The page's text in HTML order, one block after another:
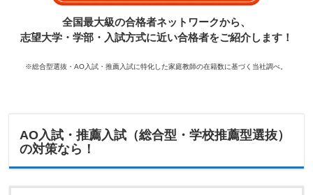
全国最大級の合格者ネットワークから、
志望大学・学部・入試方式に近い合格者をご紹介します！
※総合型選抜・AO入試・推薦入試に特化した家庭教師の在籍数に基づく当社調べ。
AO入試・推薦入試（総合型・学校推薦型選抜）
の対策なら！